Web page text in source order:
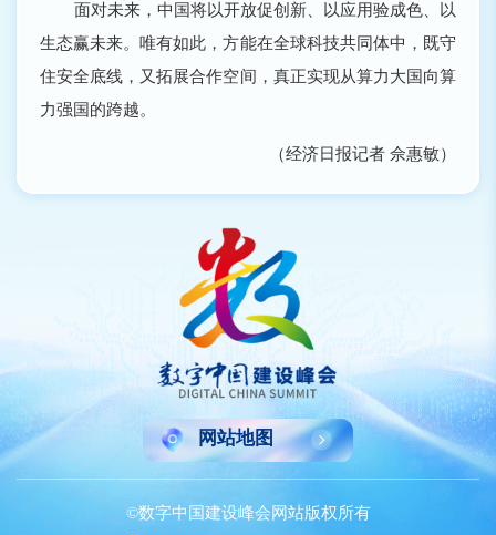
面对未来，中国将以开放促创新、以应用验成色、以
生态赢未来。唯有如此，方能在全球科技共同体中，既守
住安全底线，又拓展合作空间，真正实现从算力大国向算
力强国的跨越。
（经济日报记者 佘惠敏）
网站地图
©数字中国建设峰会网站版权所有